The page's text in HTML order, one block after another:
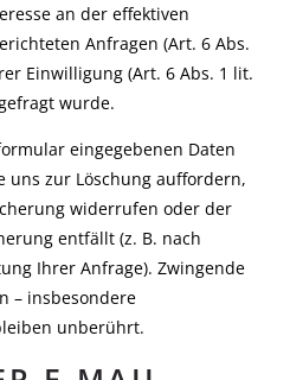
an der effektiven
Anfragen (Art. 6 Abs.
Einwilligung (Art. 6 Abs. 1 lit.
wurde.
eingegebenen Daten
uns zur Löschung auffordern,
widerrufen oder der
entfällt (z. B. nach
Ihrer Anfrage). Zwingende
– insbesondere
unberührt.